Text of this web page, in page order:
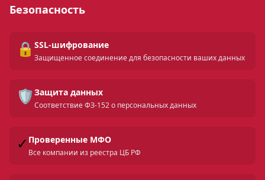
Безопасность
🔒 SSL-шифрование
Защищенное соединение для безопасности ваших данных
🛡️ Защита данных
Соответствие ФЗ-152 о персональных данных
✓ Проверенные МФО
Все компании из реестра ЦБ РФ